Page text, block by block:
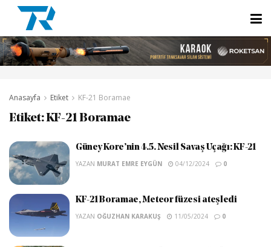
Anasayfa Etiket KF-21 Boramae
Etiket:KF-21 Boramae
Güney Kore’nin 4.5. Nesil Savaş Uçağı: KF-21
YAZAN MURAT EMRE EYGÜN 04/12/2024 0
KF-21 Boramae, Meteor füzesi ateşledi
YAZAN OĞUZHAN KARAKUŞ 11/05/2024 0